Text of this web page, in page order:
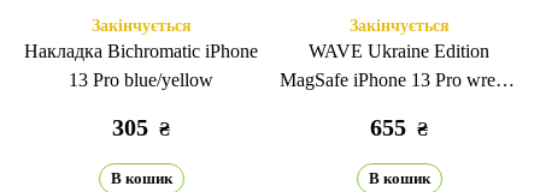
Закінчується
Накладка Bichromatic iPhone
13 Pro blue/yellow
305 ₴
В кошик
Закінчується
WAVE Ukraine Edition
MagSafe iPhone 13 Pro wreath
655 ₴
В кошик